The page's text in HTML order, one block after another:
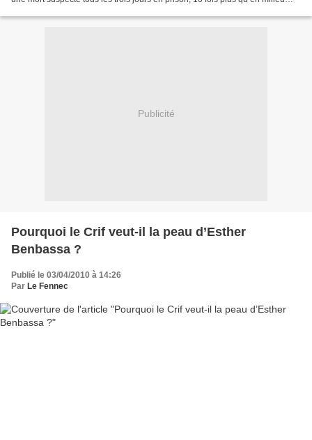
Publicité
Pourquoi le Crif veut-il la peau d’Esther
Benbassa ?
Publié le 03/04/2010 à 14:26
Par Le Fennec